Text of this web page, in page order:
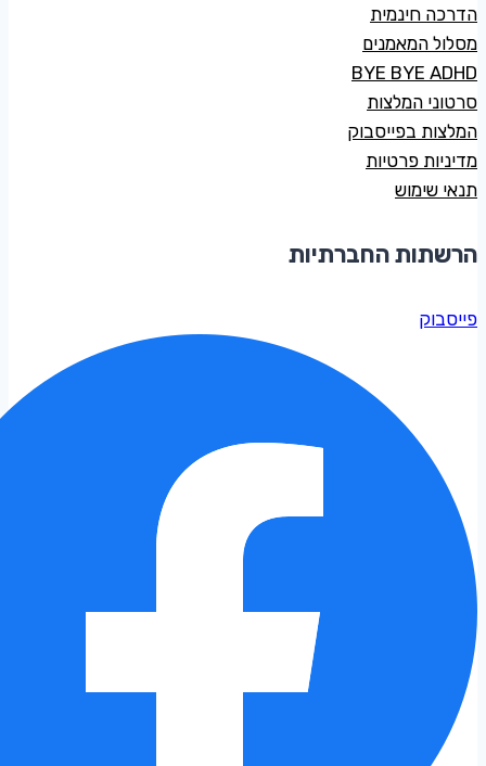
הדרכה חינמית
מסלול המאמנים
BYE BYE ADHD
סרטוני המלצות
המלצות בפייסבוק
מדיניות פרטיות
תנאי שימוש
הרשתות החברתיות
פייסבוק